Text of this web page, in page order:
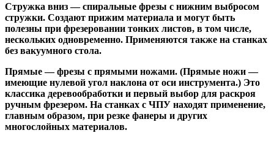
Стружка вниз— спиральные фрезы с нижним выбросом
стружки. Создают прижим материала и могут быть
полезны при фрезеровании тонких листов, в том числе,
нескольких одновременно. Применяются также на станках
без вакуумного стола.
Прямые— фрезы с прямыми ножами. (Прямые ножи —
имеющие нулевой угол наклона от оси инструмента.) Это
классика деревообработки и первый выбор для раскроя
ручным фрезером. На станках с ЧПУ находят применение,
главным образом, при резке фанеры и других
многослойных материалов.